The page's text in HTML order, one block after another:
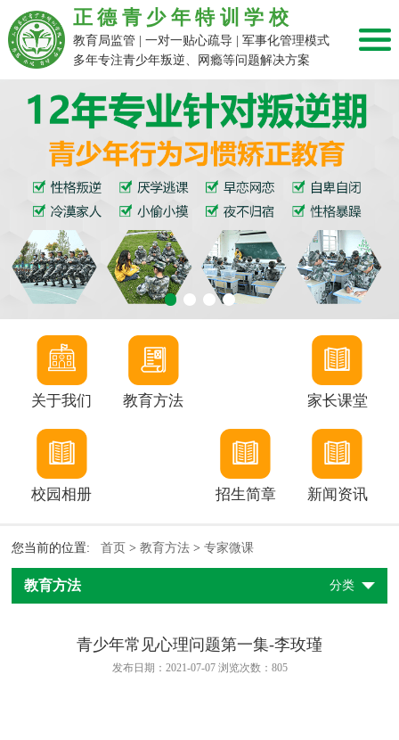
正德青少年特训学校
教育局监管 | 一对一贴心疏导 | 军事化管理模式
多年专注青少年叛逆、网瘾等问题解决方案
关于我们 教育方法 家长课堂
校园相册 招生简章 新闻资讯
您当前的位置:首页 >教育方法 >专家微课
教育方法 分类
青少年常见心理问题第一集-李玫瑾
发布日期：2021-07-07 浏览次数： 805